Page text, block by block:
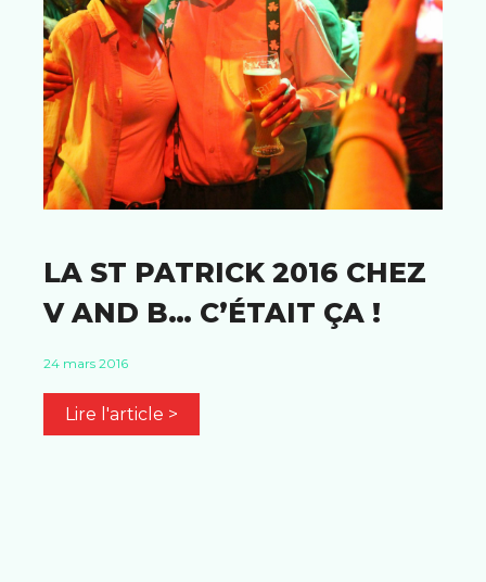
LA ST PATRICK 2016 CHEZ
V AND B… C’ÉTAIT ÇA !
24 mars 2016
Lire l'article >